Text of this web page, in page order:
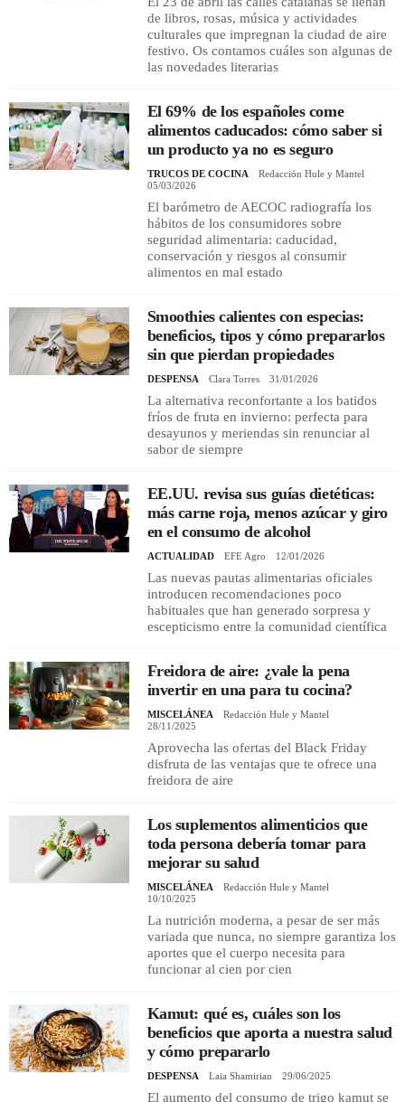
de libros, rosas, música y actividades
culturales que impregnan la ciudad de aire
festivo. Os contamos cuáles son algunas de
las novedades literarias
El 69% de los españoles come
alimentos caducados: cómo saber si
un producto ya no es seguro
TRUCOS DE COCINA
Redacción Hule y Mantel
05/03/2026
El barómetro de AECOC radiografía los
hábitos de los consumidores sobre
seguridad alimentaria: caducidad,
conservación y riesgos al consumir
alimentos en mal estado
Smoothies calientes con especias:
beneficios, tipos y cómo prepararlos
sin que pierdan propiedades
DESPENSA Clara Torres 31/01/2026
La alternativa reconfortante a los batidos
fríos de fruta en invierno: perfecta para
desayunos y meriendas sin renunciar al
sabor de siempre
EE.UU. revisa sus guías dietéticas:
más carne roja, menos azúcar y giro
en el consumo de alcohol
ACTUALIDAD EFE Agro 12/01/2026
Las nuevas pautas alimentarias oficiales
introducen recomendaciones poco
habituales que han generado sorpresa y
escepticismo entre la comunidad científica
Freidora de aire: ¿vale la pena
invertir en una para tu cocina?
MISCELÁNEA
Redacción Hule y Mantel
28/11/2025
Aprovecha las ofertas del Black Friday
disfruta de las ventajas que te ofrece una
freidora de aire
Los suplementos alimenticios que
toda persona debería tomar para
mejorar su salud
MISCELÁNEA
Redacción Hule y Mantel
10/10/2025
La nutrición moderna, a pesar de ser más
variada que nunca, no siempre garantiza los
aportes que el cuerpo necesita para
funcionar al cien por cien
Kamut: qué es, cuáles son los
beneficios que aporta a nuestra salud
y cómo prepararlo
DESPENSA Laia Shamirian 29/06/2025
El aumento del consumo de trigo kamut se